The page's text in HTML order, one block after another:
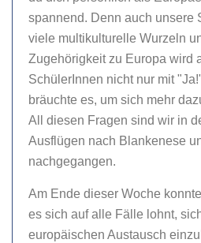
spannend. Denn auch unsere
viele multikulturelle Wurzeln
Zugehörigkeit zu Europa wird
SchülerInnen nicht nur mit
bräuchte es, um sich mehr
All diesen Fragen sind wir in
Ausflügen nach Blankenese
nachgegangen.
Am Ende dieser Woche
es sich auf alle Fälle lohnt,
europäischen Austausch